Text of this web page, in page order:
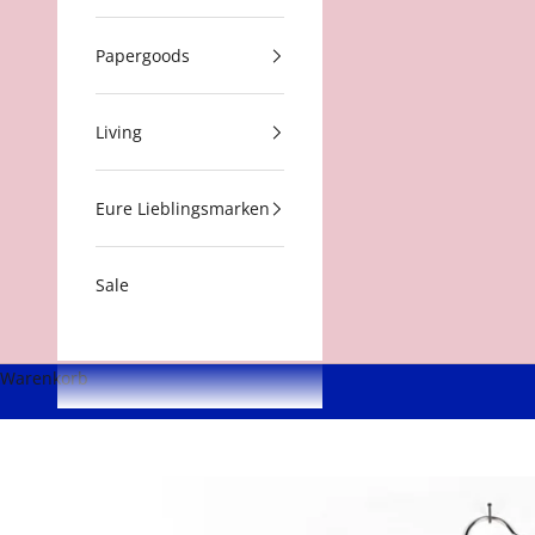
Papergoods
Living
Eure Lieblingsmarken
Sale
Warenkorb